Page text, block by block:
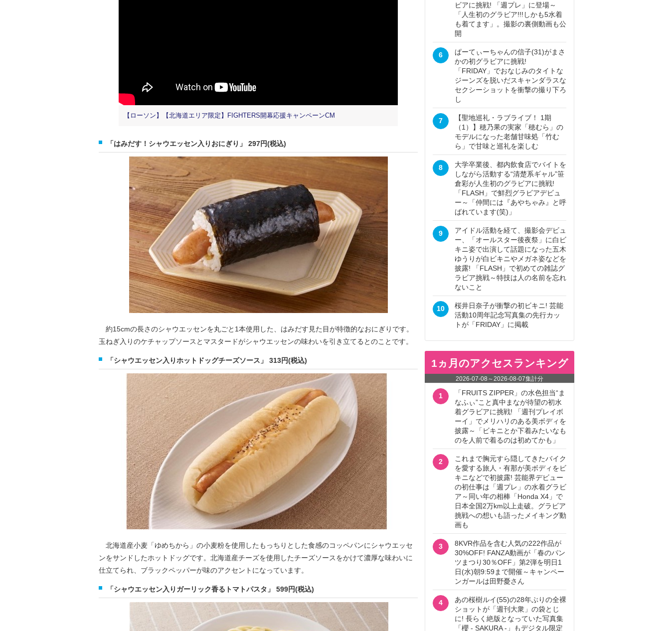
【ローソン】【北海道エリア限定】FIGHTERS開幕応援キャンペーンCM
「はみだす！シャウエッセン入りおにぎり」 297円(税込)
約15cmの長さのシャウエッセンを丸ごと1本使用した、はみだす見た目が特徴的なおにぎりです。
玉ねぎ入りのケチャップソースとマスタードがシャウエッセンの味わいを引き立てるとのことです。
「シャウエッセン入りホットドッグチーズソース」 313円(税込)
北海道産小麦「ゆめちから」の小麦粉を使用したもっちりとした食感のコッペパンにシャウエッセ
ンをサンドしたホットドッグです。北海道産チーズを使用したチーズソースをかけて濃厚な味わいに
仕立てられ、ブラックペッパーが味のアクセントになっています。
「シャウエッセン入りガーリック香るトマトパスタ」 599円(税込)
ビアに挑戦! 「週プレ」に登場～
「人生初のグラビア!!!しかも5水着
も着てます」。撮影の裏側動画も公
開
6
ぱーてぃーちゃんの信子(31)がまさ
かの初グラビアに挑戦!
「FRIDAY」でおなじみのタイトな
ジーンズを脱いだスキャンダラスな
セクシーショットを衝撃の撮り下ろ
し
7
【聖地巡礼・ラブライブ！ 1期
（1）】穂乃果の実家「穂むら」の
モデルになった老舗甘味処「竹む
ら」で甘味と巡礼を楽しむ
8
大学卒業後、都内飲食店でバイトを
しながら活動する“清楚系ギャル”笹
倉彩が人生初のグラビアに挑戦!
「FLASH」で鮮烈グラビアデビュ
ー～「仲間には『あやちゃみ』と呼
ばれています(笑)」
9
アイドル活動を経て、撮影会デビュ
ー、「オールスター後夜祭」に白ビ
キニ姿で出演して話題になった五木
ゆうりが白ビキニやメガネ姿などを
披露! 「FLASH」で初めての雑誌グ
ラビア挑戦～特技は人の名前を忘れ
ないこと
10
桜井日奈子が衝撃の初ビキニ! 芸能
活動10周年記念写真集の先行カッ
トが「FRIDAY」に掲載
1ヵ月のアクセスランキング
2026-07-08 ～2026-08-07集計分
1
「FRUITS ZIPPER」の水色担当“ま
なふぃ”こと真中まなが待望の初水
着グラビアに挑戦! 「週刊プレイボ
ーイ」でメリハリのある美ボディを
披露～「ビキニとか下着みたいなも
のを人前で着るのは初めてかも」
2
これまで胸元すら隠してきたバイク
を愛する旅人・有那が美ボディをビ
キニなどで初披露! 芸能界デビュー
の初仕事は「週プレ」の水着グラビ
ア～同い年の相棒「Honda X4」で
日本全国2万km以上走破。グラビア
挑戦への想いも語ったメイキング動
画も
3
8KVR作品を含む人気の222作品が
30%OFF! FANZA動画が「春のパン
ツまつり30％OFF」第2弾を明日1
日(水)朝9:59まで開催～キャンペー
ンガールは田野憂さん
4
あの桜樹ルイ(55)の28年ぶりの全裸
ショットが「週刊大衆」の袋とじ
に! 長らく絶版となっていた写真集
「櫻 - SAKURA -」もデジタル限定